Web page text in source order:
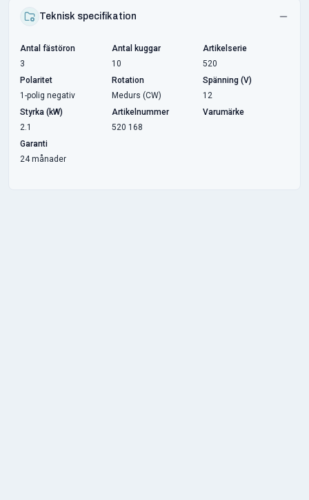
Teknisk specifikation
Antal fästöron
3
Antal kuggar
10
Artikelserie
520
Polaritet
1-polig negativ
Rotation
Medurs (CW)
Spänning (V)
12
Styrka (kW)
2.1
Artikelnummer
520 168
Varumärke
Garanti
24 månader